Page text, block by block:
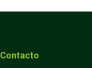
Contacto